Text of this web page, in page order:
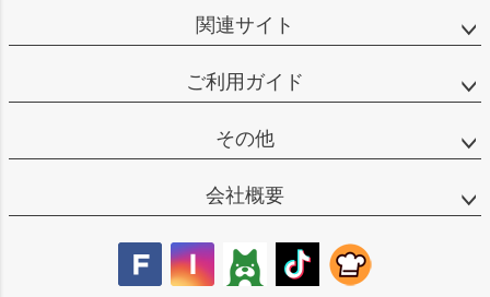
関連サイト
ご利用ガイド
その他
会社概要